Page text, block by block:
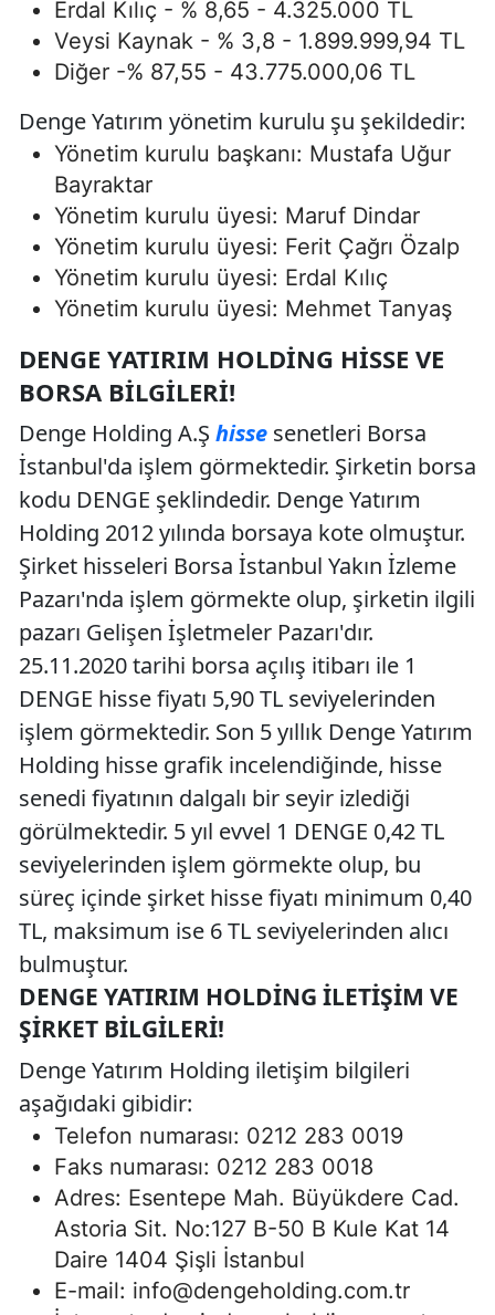
Erdal Kılıç - % 8,65 - 4.325.000 TL
Veysi Kaynak - % 3,8 - 1.899.999,94 TL
Diğer -% 87,55 - 43.775.000,06 TL
Denge Yatırım yönetim kurulu şu şekildedir:
Yönetim kurulu başkanı: Mustafa Uğur
Bayraktar
Yönetim kurulu üyesi: Maruf Dindar
Yönetim kurulu üyesi: Ferit Çağrı Özalp
Yönetim kurulu üyesi: Erdal Kılıç
Yönetim kurulu üyesi: Mehmet Tanyaş
DENGE YATIRIM HOLDING HISSE VE
BORSA BILGILERI!
Denge Holding A.Ş hisse senetleri Borsa
İstanbul'da işlem görmektedir. Şirketin borsa
kodu DENGE şeklindedir. Denge Yatırım
Holding 2012 yılında borsaya kote olmuştur.
Şirket hisseleri Borsa İstanbul Yakın İzleme
Pazarı'nda işlem görmekte olup, şirketin ilgili
pazarı Gelişen İşletmeler Pazarı'dır.
25.11.2020 tarihi borsa açılış itibarı ile 1
DENGE hisse fiyatı 5,90 TL seviyelerinden
işlem görmektedir. Son 5 yıllık Denge Yatırım
Holding hisse grafik incelendiğinde, hisse
senedi fiyatının dalgalı bir seyir izlediği
görülmektedir. 5 yıl evvel 1 DENGE 0,42 TL
seviyelerinden işlem görmekte olup, bu
süreç içinde şirket hisse fiyatı minimum 0,40
TL, maksimum ise 6 TL seviyelerinden alıcı
bulmuştur.
DENGE YATIRIM HOLDING İLETIŞIM VE
ŞIRKET BILGILERI!
Denge Yatırım Holding iletişim bilgileri
aşağıdaki gibidir:
Telefon numarası: 0212 283 0019
Faks numarası: 0212 283 0018
Adres: Esentepe Mah. Büyükdere Cad.
Astoria Sit. No:127 B-50 B Kule Kat 14
Daire 1404 Şişli İstanbul
E-mail: info@dengeholding.com.tr